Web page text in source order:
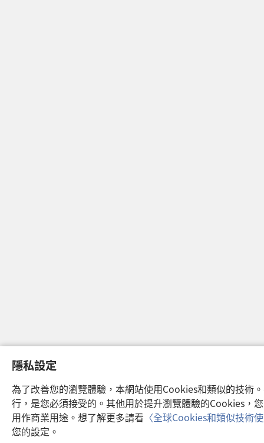
隱私設定
為了改善您的瀏覽體驗，本網站使用Cookies和類似的技術
行，是您必須接受的。其他用於提升瀏覽體驗的Cookies，
用作商業用途。想了解更多請看 〈全球Cookies和類似技術
您的設定。